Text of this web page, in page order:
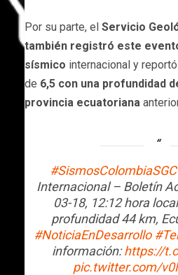
Por su parte, el Servicio
también registró este
sísmico internacional y
de 6,5 con una profundidad
provincia ecuatoriana
#SismosColombiaSGC
Internacional – Boletín
03-18, 12:12 hora
profundidad 44 km,
#NoticiaEnDesarrollo
información:https://
pic.twitter.com/